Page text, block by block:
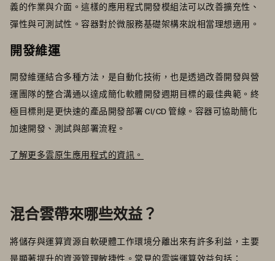
義的作業與介面。這樣的應用程式開發模組法可以改善擴充性、
彈性與可測試性。容器對於微服務基礎架構來說相當理想適用。
開發維運
開發維運結合多種方法，是自動化技術，也是透過改善開發與營
運團隊的整合溝通以達成簡化軟體開發週期目標的最佳典範。終
極目標則是更快速的產品開發部署 CI/CD 管線。容器可協助簡化
加速開發、測試與部署流程。
了解更多雲原生應用程式的資訊。
混合雲帶來哪些效益？
將儲存與運算資源自軟硬體工作環境分離出來有許多利益，主要
是顯著提升的資源管理敏捷性。常見的雲端運算效益包括：